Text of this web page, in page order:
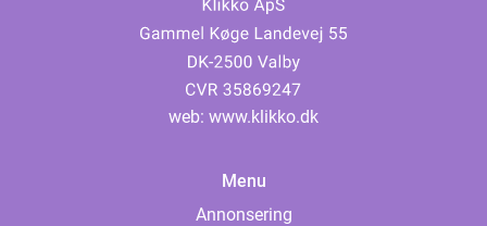
web: www.klikko.dk
Menu
Annonsering